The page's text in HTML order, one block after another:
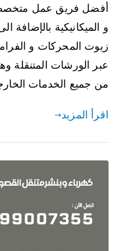
أفضل فريق عمل متخصص
و الميكانيكية بالإضافة
زيوت المحركات و
عبر الورشات المتنقلة
من جميع الخدمات
اقرأ المزيد